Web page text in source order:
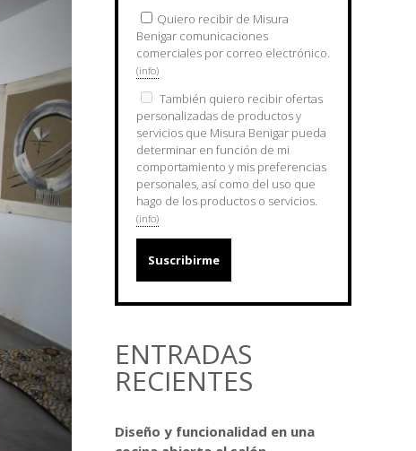
Quiero recibir de Misura
Benigar comunicaciones
comerciales por correo electrónico.
(info)
También quiero recibir ofertas
personalizadas de productos y
servicios que Misura Benigar pueda
determinar en función de mi
comportamiento y mis preferencias
personales, así como del uso que
hago de los productos o servicios.
(info)
ENTRADAS
RECIENTES
Diseño y funcionalidad en una